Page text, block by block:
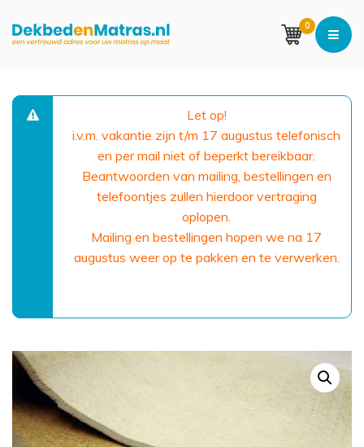
0
Let op!
i.v.m. vakantie zijn t/m 17 augustus telefonisch
en per mail niet of beperkt bereikbaar.
Beantwoorden van mailing, bestellingen en
telefoontjes zullen hierdoor vertraging
oplopen.
Mailing en bestellingen hopen we na 17
augustus weer op te pakken en te verwerken.